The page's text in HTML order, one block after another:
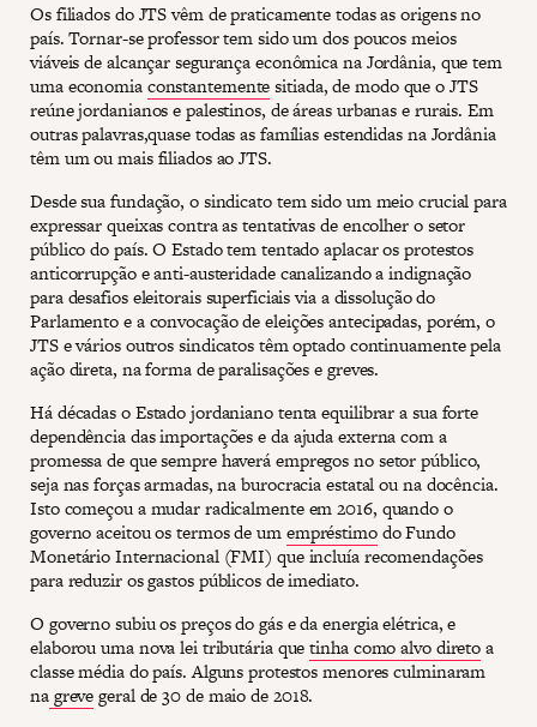
Os filiados do JTS vêm de praticamente todas as origens no
país. Tornar-se professor tem sido um dos poucos meios
viáveis de alcançar segurança econômica na Jordânia, que tem
uma economiaconstantementesitiada, de modo que o JTS
reúne jordanianos e palestinos, de áreas urbanas e rurais. Em
outras palavras,quase todas as famílias estendidas na Jordânia
têm um ou mais filiados ao JTS.
Desde sua fundação, o sindicato tem sido um meio crucial para
expressar queixas contra as tentativas de encolher o setor
público do país. O Estado tem tentado aplacar os protestos
anticorrupção e anti-austeridade canalizando a indignação
para desafios eleitorais superficiais via a dissolução do
Parlamento e a convocação de eleições antecipadas, porém, o
JTS e vários outros sindicatos têm optado continuamente pela
ação direta, na forma de paralisações e greves.
Há décadas o Estado jordaniano tenta equilibrar a sua forte
dependência das importações e da ajuda externa com a
promessa de que sempre haverá empregos no setor público,
seja nas forças armadas, na burocracia estatal ou na docência.
Isto começou a mudar radicalmente em 2016, quando o
governo aceitou os termos de umempréstimodo Fundo
Monetário Internacional (FMI) que incluía recomendações
para reduzir os gastos públicos de imediato.
O governo subiu os preços do gás e da energia elétrica, e
elaborou uma nova lei tributária quetinha como alvo diretoa
classe média do país. Alguns protestos menores culminaram
nagrevegeral de 30 de maio de 2018.